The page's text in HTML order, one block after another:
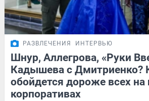
РАЗВЛЕЧЕНИЯ ИНТЕРВЬЮ
Шнур, Аллегрова, «Руки
Кадышева с Дмитриенко?
обойдется дороже всех на
корпоративах